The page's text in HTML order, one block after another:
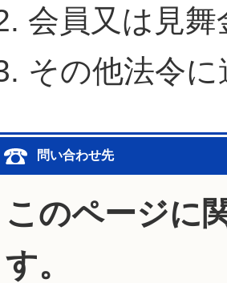
会員又は見
その他法令
問い合わせ先
このページに
す。